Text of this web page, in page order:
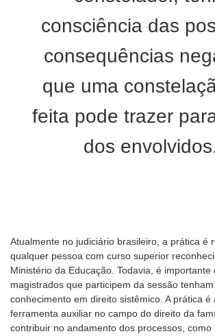
consciência das
consequências
que uma
feita pode trazer
dos
Atualmente no judiciário brasileiro, a prática é
qualquer pessoa com curso superior
Ministério da Educação. Todavia, é importante
magistrados que participem da sessão
conhecimento em direito sistêmico. A prática é
ferramenta auxiliar no campo do direito da
contribuir no andamento dos processos, como